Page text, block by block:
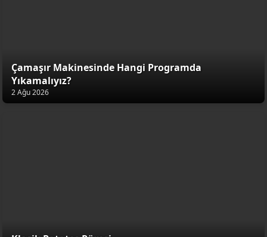
Çamaşır Makinesinde Hangi Programda
Yıkamalıyız?
2 Ağu 2026